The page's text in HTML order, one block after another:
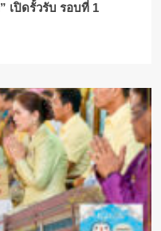
เปิดรั้วรับ รอบที่ 1